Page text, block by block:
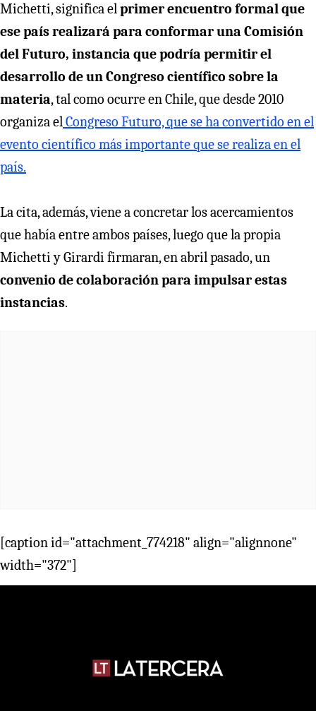
Michetti, significa elprimer encuentro formal que
ese país realizará para conformar una Comisión
del Futuro, instancia que podría permitir el
desarrollo de un Congreso científico sobre la
materia, tal como ocurre en Chile, que desde 2010
organiza elCongreso Futuro, que se ha convertido en el
evento científico más importante que se realiza en el
país.
La cita, además, viene a concretar los acercamientos
que había entre ambos países, luego que la propia
Michetti y Girardi firmaran, en abril pasado, un
convenio de colaboración para impulsar estas
instancias.
[caption id="attachment_774218" align="alignnone"
width="372"]